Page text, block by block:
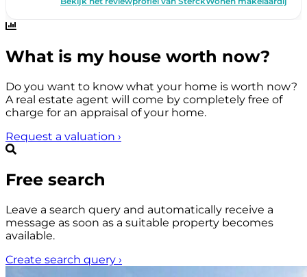
What is my house worth now?
Do you want to know what your home is worth now?
A real estate agent will come by completely free of
charge for an appraisal of your home.
Request a valuation ›
Free search
Leave a search query and automatically receive a
message as soon as a suitable property becomes
available.
Create search query ›